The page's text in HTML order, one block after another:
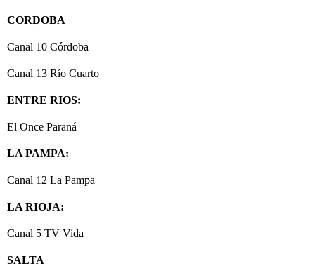
CORDOBA
Canal 10 Córdoba
Canal 13 Río Cuarto
ENTRE RIOS:
El Once Paraná
LA PAMPA:
Canal 12 La Pampa
LA RIOJA:
Canal 5 TV Vida
SALTA